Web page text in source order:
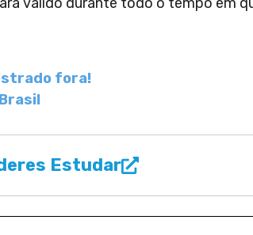
fora!
Estudar